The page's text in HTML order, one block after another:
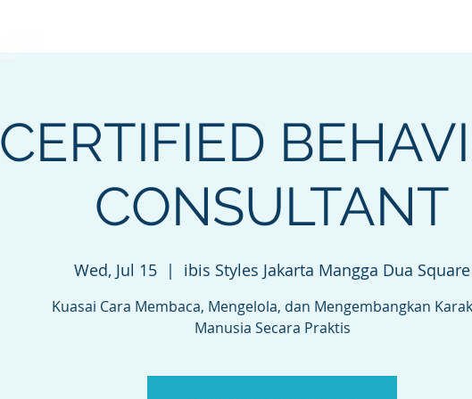
CERTIFIED
CONSULTANT
Wed, Jul 15
  |
ibis Styles Jakarta Mangga Dua Square
Kuasai Cara Membaca, Mengelola, dan Mengembangkan
Manusia Secara Praktis